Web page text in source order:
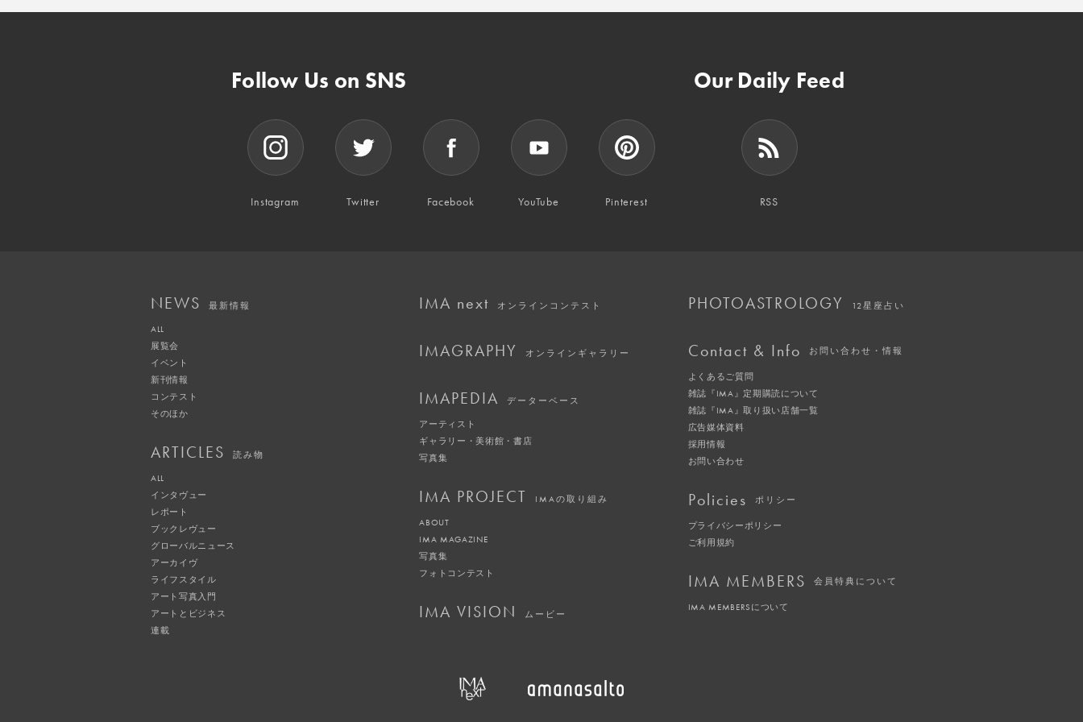
Follow Us on SNS
Instagram Twitter Facebook YouTube Pinterest
Our Daily Feed
RSS
NEWS 最新情報
ALL
展覧会
イベント
新刊情報
コンテスト
そのほか
ARTICLES 読み物
ALL
インタヴュー
レポート
ブックレヴュー
グローバルニュース
アーカイヴ
ライフスタイル
アート写真入門
アートとビジネス
連載
IMA next オンラインコンテスト
IMAGRAPHY オンラインギャラリー
IMAPEDIA データーベース
アーティスト
ギャラリー・美術館・書店
写真集
IMA PROJECT IMAの取り組み
ABOUT
IMA MAGAZINE
写真集
フォトコンテスト
IMA VISION ムービー
PHOTOASTROLOGY 12星座占い
Contact & Info お問い合わせ・情報
よくあるご質問
雑誌『IMA』定期購読について
雑誌『IMA』取り扱い店舗一覧
広告媒体資料
採用情報
お問い合わせ
Policies ポリシー
プライバシーポリシー
ご利用規約
IMA MEMBERS 会員特典について
IMA MEMBERSについて